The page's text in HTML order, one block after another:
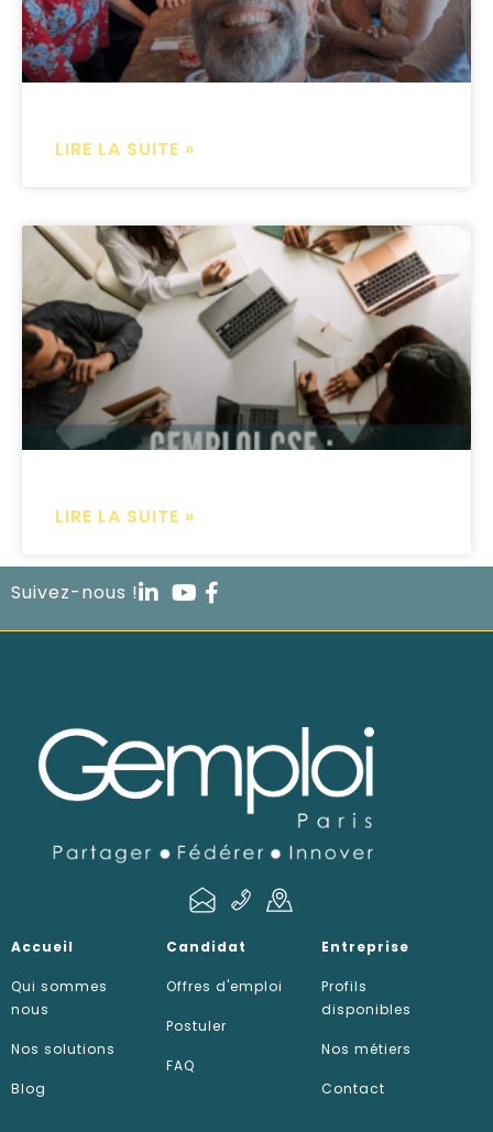
LIRE LA SUITE »
LIRE LA SUITE »
Suivez-nous !
Accueil
Qui sommes
nous
Nos solutions
Blog
Candidat
Offres d'emploi
Postuler
FAQ
Entreprise
Profils
disponibles
Nos métiers
Contact